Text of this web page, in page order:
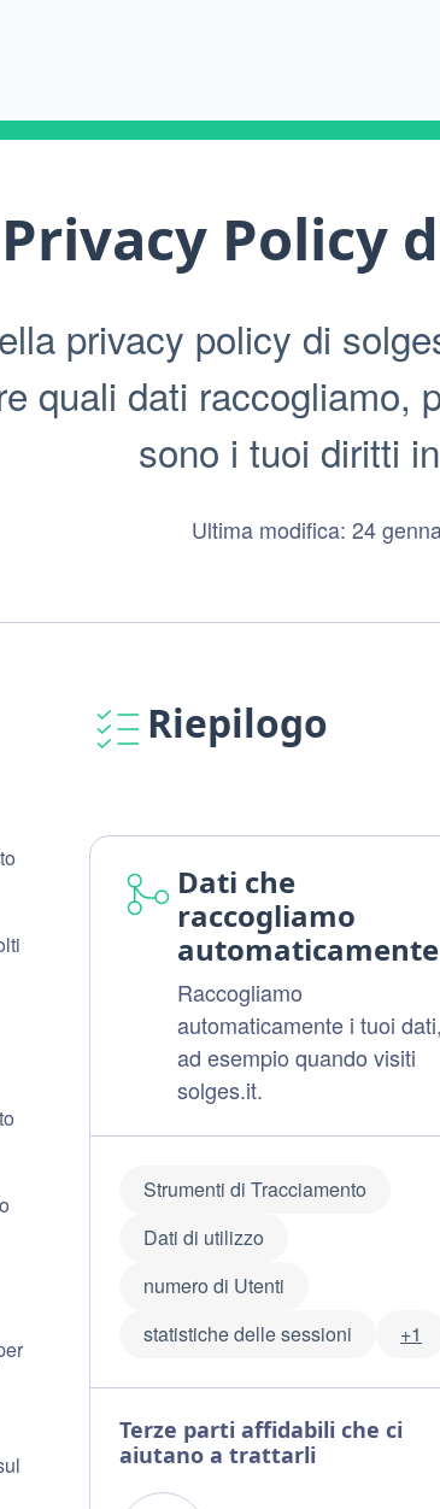
Privacy Policy
privacy policy di
quali dati raccogliamo,
sono i tuoi diritti
Ultima modifica: 24
Riepilogo
Dati che
raccogliamo
automaticamente
Raccogliamo
automaticamente i tuoi dati,
ad esempio quando visiti
solges.it.
Strumenti di Tracciamento
Dati di utilizzo
numero di Utenti
statistiche delle sessioni
+1
Terze parti affidabili che ci
aiutano a trattarli